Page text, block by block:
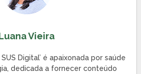
Vieira
Digital’ é apaixonada por saúde
dedicada a fornecer conteúdo